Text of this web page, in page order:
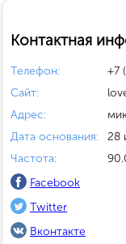
Контактная
Телефон:
+7
Сайт:
Адрес:
Дата основания:
28
Частота:
Facebook
Twitter
Вконтакте